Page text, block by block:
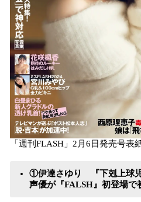
「週刊FLASH」2月6日発売号表
①伊達さゆり 『下剋上球
声優が『FALSH』初登場で